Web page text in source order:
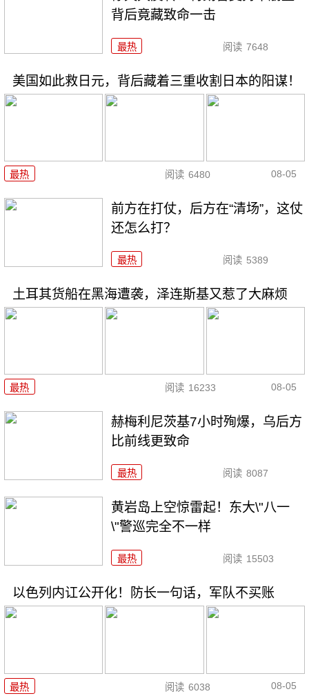
背后竟藏致命一击
最热 阅读 7648
美国如此救日元，背后藏着三重收割日本的阳谋！
最热 阅读 6480 08-05
前方在打仗，后方在“清场”，这仗
还怎么打？
最热 阅读 5389
土耳其货船在黑海遭袭，泽连斯基又惹了大麻烦
最热 阅读 16233 08-05
赫梅利尼茨基7小时殉爆，乌后方
比前线更致命
最热 阅读 8087
黄岩岛上空惊雷起！东大\"八一
\"警巡完全不一样
最热 阅读 15503
以色列内讧公开化！防长一句话，军队不买账
最热 阅读 6038 08-05